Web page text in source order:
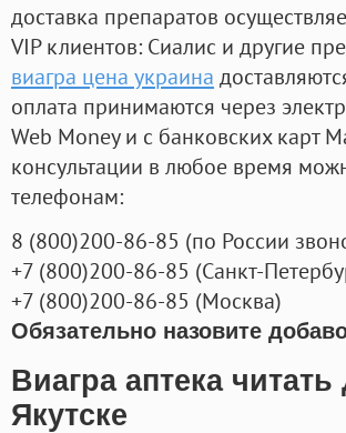
доставка препаратов
VIP клиентов: Сиалис и другие
виагра цена украина
оплата принимаются через
Web Money и с банковских карт
консультации в любое время
телефонам:
8 (800)200-86-85 (по России
+7 (800)200-86-85 (Санкт-
+7 (800)200-86-85 (Москва)
Обязательно назовите
Виагра аптека
Якутске